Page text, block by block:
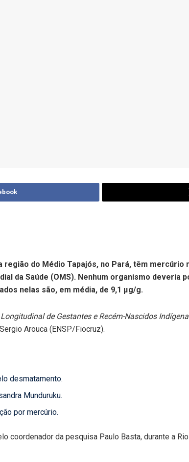
do Médio Tapajós, no Pará, têm
da Saúde (OMS). Nenhum organismo deveria
nelas são, em média, de 9,1 µg/g.
de Gestantes e Recém-Nascidos
Arouca (ENSP/Fiocruz).
desmatamento.
Munduruku.
por mercúrio.
coordenador da pesquisa Paulo Basta, durante a